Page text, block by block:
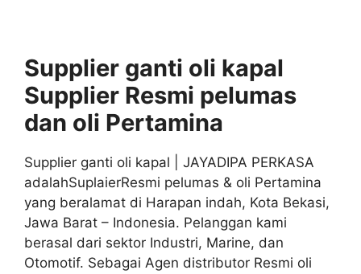
Supplier ganti oli kapal
Supplier Resmi pelumas
dan oli Pertamina
Supplier ganti oli kapal | JAYADIPA PERKASA
adalahSuplaierResmi pelumas & oli Pertamina
yang beralamat di Harapan indah, Kota Bekasi,
Jawa Barat – Indonesia. Pelanggan kami
berasal dari sektor Industri, Marine, dan
Otomotif. Sebagai Agen distributor Resmi oli